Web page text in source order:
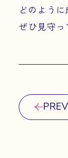
どのように
ぜひ見守っ
PREV